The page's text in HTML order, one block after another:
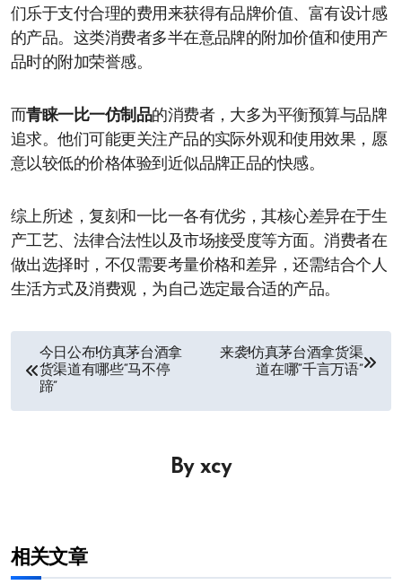
们乐于支付合理的费用来获得有品牌价值、富有设计感
的产品。这类消费者多半在意品牌的附加价值和使用产
品时的附加荣誉感。
而青睐一比一仿制品的消费者，大多为平衡预算与品牌
追求。他们可能更关注产品的实际外观和使用效果，愿
意以较低的价格体验到近似品牌正品的快感。
综上所述，复刻和一比一各有优劣，其核心差异在于生
产工艺、法律合法性以及市场接受度等方面。消费者在
做出选择时，不仅需要考量价格和差异，还需结合个人
生活方式及消费观，为自己选定最合适的产品。
今日公布!仿真茅台酒拿
货渠道有哪些“马不停
蹄”
来袭!仿真茅台酒拿货渠
道在哪“千言万语”
By xcy
相关文章